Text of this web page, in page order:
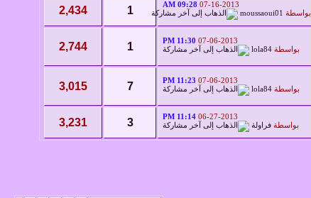
07-16-2013
09:28 AM
بواسطة moussaoui01
1
2,434
07-06-2013
11:30 PM
بواسطة lola84
1
2,744
07-06-2013
11:23 PM
بواسطة lola84
7
3,015
06-27-2013
11:14 PM
بواسطة فراولة 3
3,231